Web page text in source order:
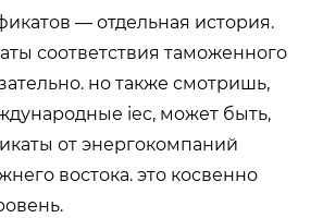
— отдельная история.
соответствия таможенного
но также смотришь,
iec, может быть,
от энергокомпаний
востока. это косвенно